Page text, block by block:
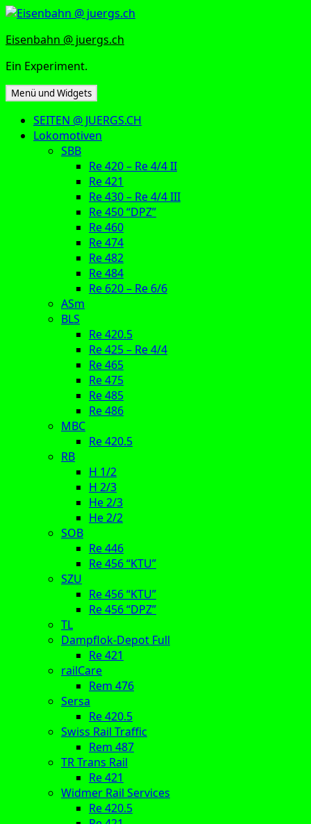
Zum
springen
Eisenbahn @ juergs.ch
Ein Experiment.
Menü und Widgets
SEITEN @ JUERGS.CH
Lokomotiven
SBB
Re 420 – Re 4/4 II
Re 421
Re 430 – Re 4/4 III
Re 450 “DPZ”
Re 460
Re 474
Re 482
Re 484
Re 620 – Re 6/6
ASm
BLS
Re 420.5
Re 425 – Re 4/4
Re 465
Re 475
Re 485
Re 486
MBC
Re 420.5
RB
H 1/2
H 2/3
He 2/3
He 2/2
SOB
Re 446
Re 456 “KTU”
SZU
Re 456 “KTU”
Re 456 “DPZ”
TL
Dampflok-Depot Full
Re 421
railCare
Rem 476
Sersa
Re 420.5
Swiss Rail Traffic
Rem 487
TR Trans Rail
Re 421
Widmer Rail Services
Re 420.5